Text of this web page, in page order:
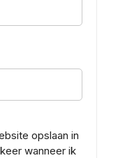
opslaan in
wanneer ik